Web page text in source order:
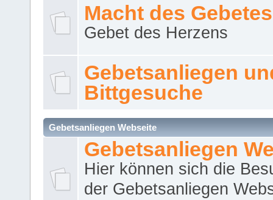
Macht des Gebetes
Gebet des Herzens
Gebetsanliegen
Bittgesuche
Gebetsanliegen Webseite
Gebetsanliegen
Hier können sich die
der Gebetsanliegen